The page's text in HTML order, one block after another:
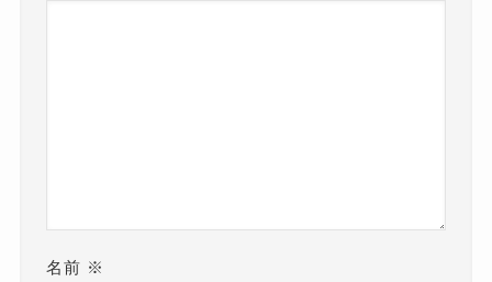
名前 ※